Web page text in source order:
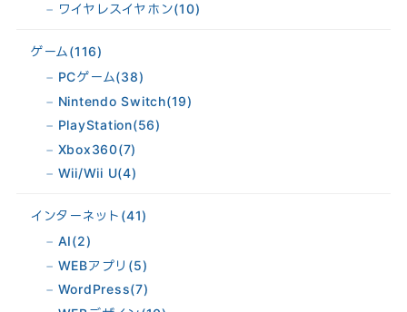
ワイヤレスイヤホン(10)
ゲーム(116)
PCゲーム(38)
Nintendo Switch(19)
PlayStation(56)
Xbox360(7)
Wii/Wii U(4)
インターネット (41)
AI(2)
WEBアプリ (5)
WordPress(7)